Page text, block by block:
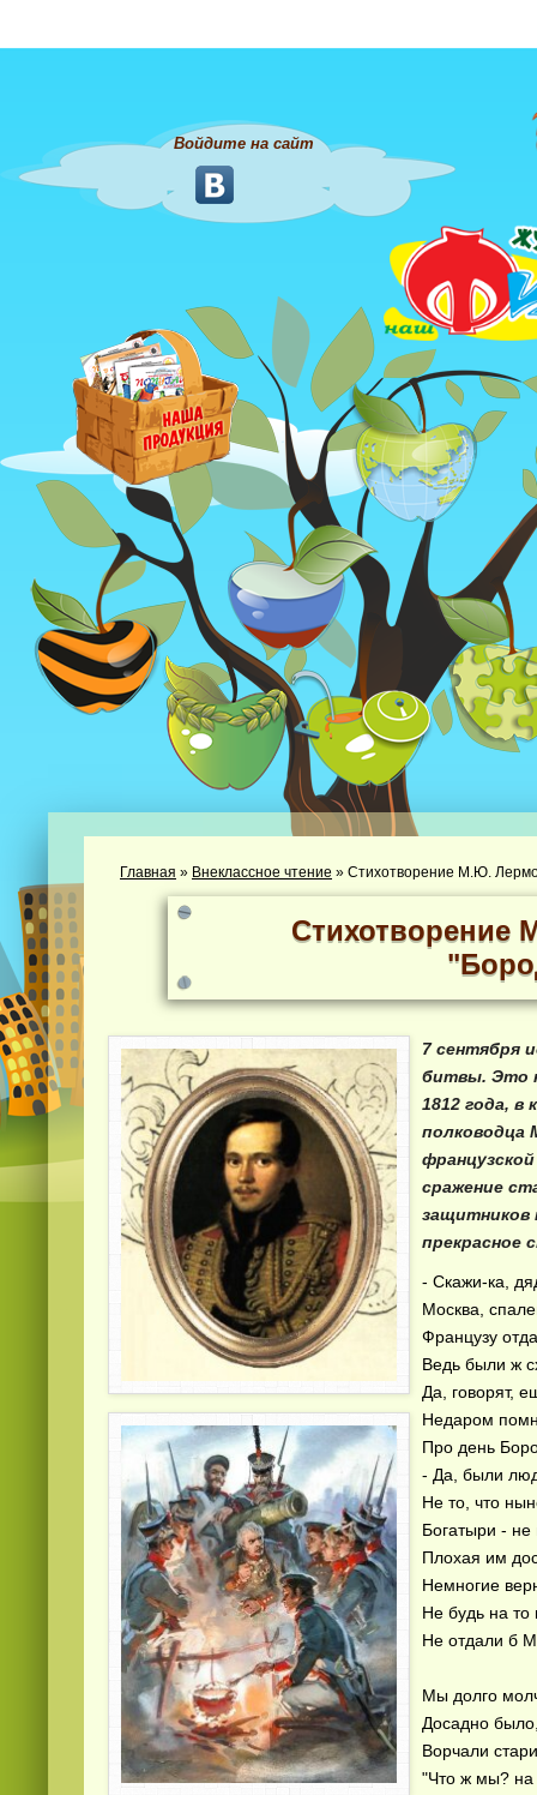
Войдите на сайт
Главная » Внеклассное чтение » Стихотворение М.Ю.
Стихотворение
7 сентября
битвы. Это
1812 года, в
полководца
сражение
защитников
прекрасное
- Скажи-ка,
Москва,
Французу
Ведь были ж
Да, говорят,
Недаром
Про день
- Да, были
Не то, что
Богатыри - не
Плохая им
Немногие
Не будь на то
Не отдали б
Мы долго
Досадно
Ворчали
"Что ж мы? на